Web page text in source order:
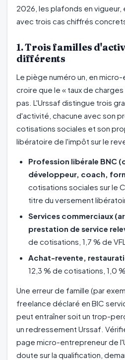
2026, les plafonds en vigueur,
avec trois cas chiffrés
1. Trois familles
différents
Le piège numéro un, en
croire que le « taux de
pas. L'Urssaf distingue trois
d'activité, chacune avec son
cotisations sociales et son
libératoire de l'impôt sur le
Profession libérale BNC
développeur, coach,
cotisations sociales sur le
titre du versement
Services commerciaux
prestation de service
de cotisations, 1,7 % de VFL.
Achat-revente,
12,3 % de cotisations, 1,0 %
Une erreur de famille (par
freelance déclaré en BIC
peut entraîner soit un trop-
un redressement Urssaf.
page micro-entrepreneur de
doute sur la qualification,